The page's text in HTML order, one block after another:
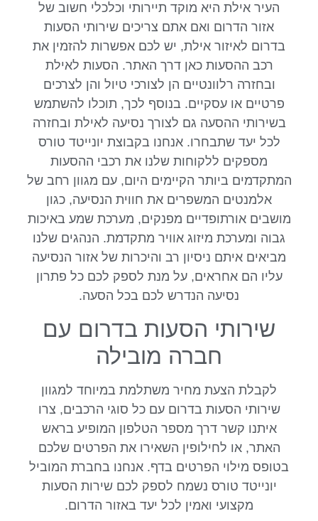
העיר אילת היא מוקד תיירותי וכלכלי חשוב של
אזור הדרום ואם אתם צריכים שירותי הסעות
בדרום לאיזור אילת, יש לכם אפשרות להזמין את
רכב ההסעות כאן דרך האתר. הסעות לאילת
ובחזרה רלוונטיים הן לצורכי טיול והן לצרכים
פרטיים או עסקיים. בנוסף לכך, תוכלו להשתמש
בשירותי ההסעה גם לצורך נסיעה לאילת ובחזרה
לכל יעד שתבחרו. אנחנו בקבוצת יונייטד טורס
מספקים ללקוחות שלנו את רכבי ההסעות
המתקדמים ביותר הקיימים היום, עם מגוון רחב של
אלמנטים המשפרים את חווית הנסיעה, כגון
מושבים אורתופדיים מפנקים, מערכת שמע באיכות
גבוה ומערכת מיזוג אוויר מתקדמת. הנהגים שלנו
מביאים איתם ניסיון רב והיכרות של אזור הנסיעה
עליו הם אחראים, על מנת לספק לכם כל פתרון
נסיעה הנדרש לכם בכל הסעה.
שירותי הסעות בדרום עם
חברה מובילה
לקבלת הצעת מחיר משתלמת במיוחד למגוון
שירותי הסעות בדרום עם כל סוגי הרכבים, צרו
איתנו קשר דרך מספר הטלפון המופיע בראש
האתר, או לחילופין השאירו את הפרטים שלכם
בטופס מילוי הפרטים בדף. אנחנו בחברת המוביל
יונייטד טורס נשמח לספק לכם שירות הסעות
מקצועי ואמין לכל יעד באזור הדרום.